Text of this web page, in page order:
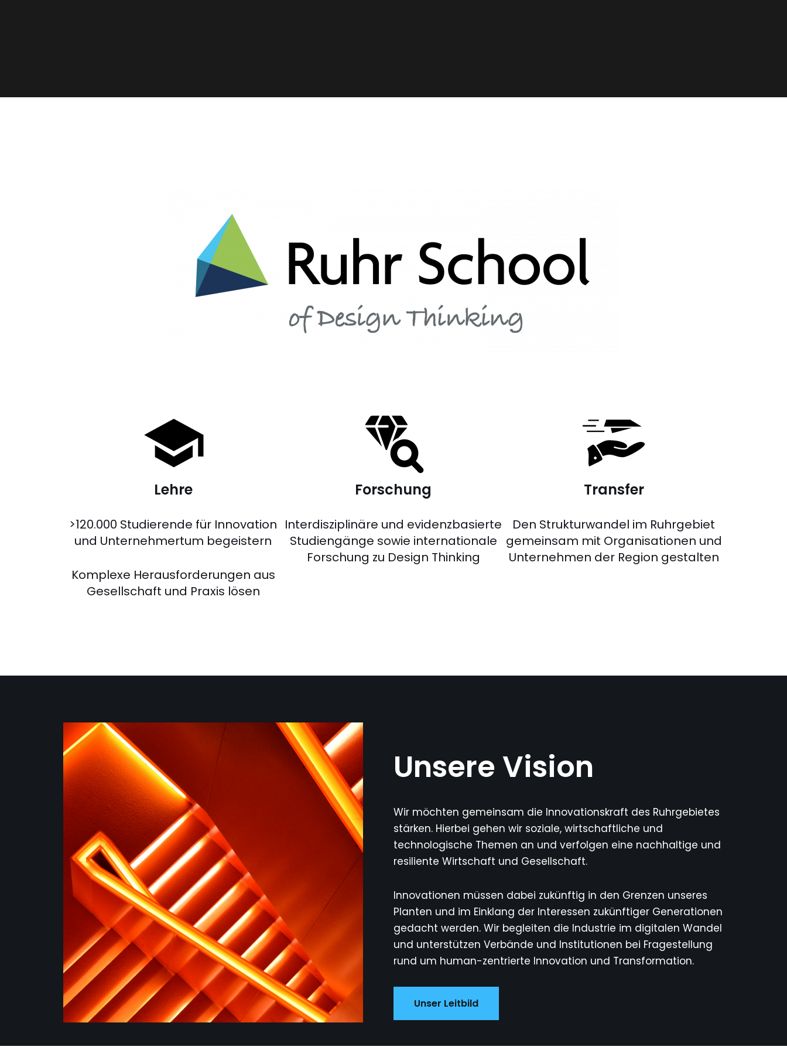
Lehre
>120.000 Studierende für Innovation
und Unternehmertum begeistern
Komplexe Herausforderungen aus
Gesellschaft und Praxis lösen
Forschung
Interdisziplinäre und evidenzbasierte
Studiengänge sowie internationale
Forschung zu Design Thinking
Transfer
Den Strukturwandel im Ruhrgebiet
gemeinsam mit Organisationen und
Unternehmen der Region gestalten
Unsere Vision
Wir möchten gemeinsam die Innovationskraft des Ruhrgebietes
stärken. Hierbei gehen wir soziale, wirtschaftliche und
technologische Themen an und verfolgen eine nachhaltige und
resiliente Wirtschaft und Gesellschaft.
Innovationen müssen dabei zukünftig in den Grenzen unseres
Planten und im Einklang der Interessen zukünftiger Generationen
gedacht werden. Wir begleiten die Industrie im digitalen Wandel
und unterstützen Verbände und Institutionen bei Fragestellung
rund um human-zentrierte Innovation und Transformation.
Unser Leitbild